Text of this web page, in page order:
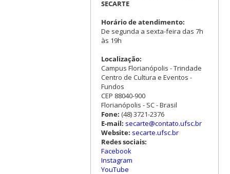
SECARTE
Horário de atendimento:
De segunda a sexta-feira das 7h
às 19h
Localização:
Campus Florianópolis - Trindade
Centro de Cultura e Eventos -
Fundos
CEP 88040-900
Florianópolis - SC - Brasil
Fone: (48) 3721-2376
E-mail: secarte@contato.ufsc.br
Website: secarte.ufsc.br
Redes sociais:
Facebook
Instagram
YouTube